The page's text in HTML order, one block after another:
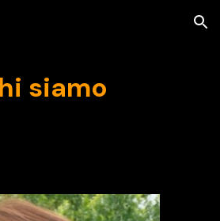
Skip to navigation
siamo